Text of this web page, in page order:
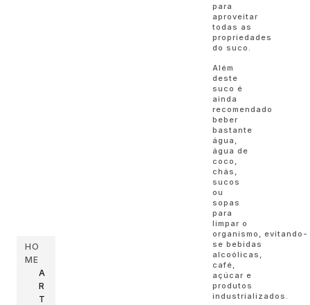
HO
ME
A
R
T
para
aproveitar
todas as
propriedades
do suco.
Além
deste
suco é
ainda
recomendado
beber
bastante
água,
água de
coco,
chás,
sucos
ou
sopas
para
limpar o
organismo, evitando-
se bebidas
alcoólicas,
café,
açúcar e
produtos
industrializados.